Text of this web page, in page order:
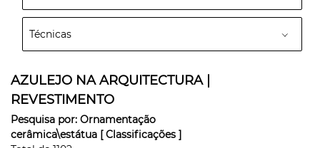
Técnicas
AZULEJO NA ARQUITECTURA |
REVESTIMENTO
Pesquisa por: Ornamentação
cerâmica\estátua [ Classificações ]